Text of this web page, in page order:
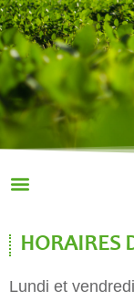
HORAIRES
Lundi et